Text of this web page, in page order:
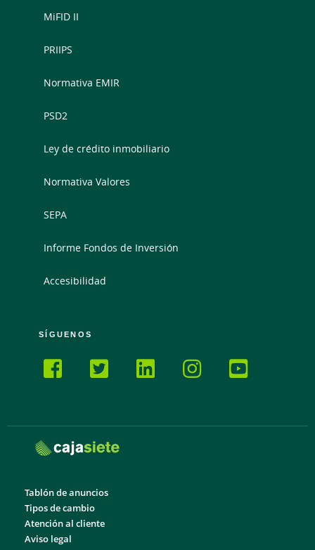
MiFID II
PRIIPS
Normativa EMIR
PSD2
Ley de crédito inmobiliario
Normativa Valores
SEPA
Informe Fondos de Inversión
Accesibilidad
SÍGUENOS
Tablón de anuncios
Tipos de cambio
Atención al cliente
Aviso legal